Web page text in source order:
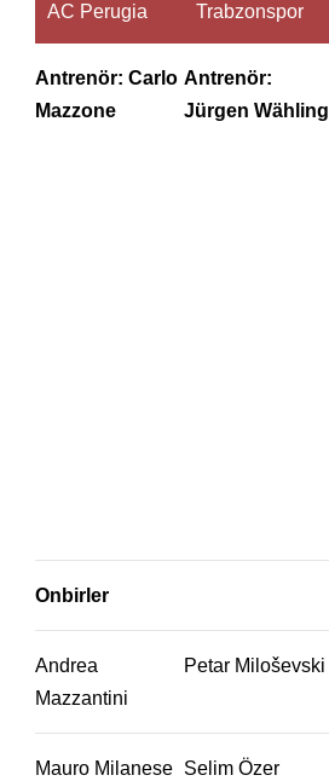
AC Perugia Trabzonspor
Antrenör: Carlo
Mazzone
Antrenör:
Jürgen Wähling
Onbirler
Andrea
Mazzantini
Petar Miloševski
Mauro Milanese Selim Özer